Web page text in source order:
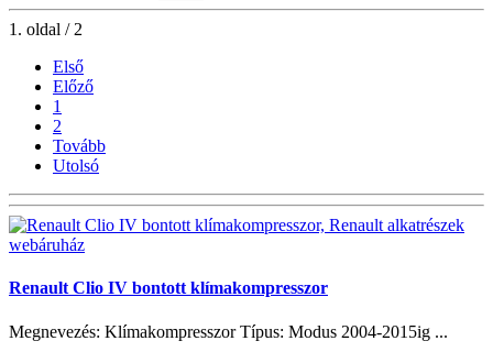
1. oldal / 2
Első
Előző
1
2
Tovább
Utolsó
Renault Clio IV bontott klímakompresszor
Megnevezés: Klímakompresszor Típus: Modus 2004-2015ig ...